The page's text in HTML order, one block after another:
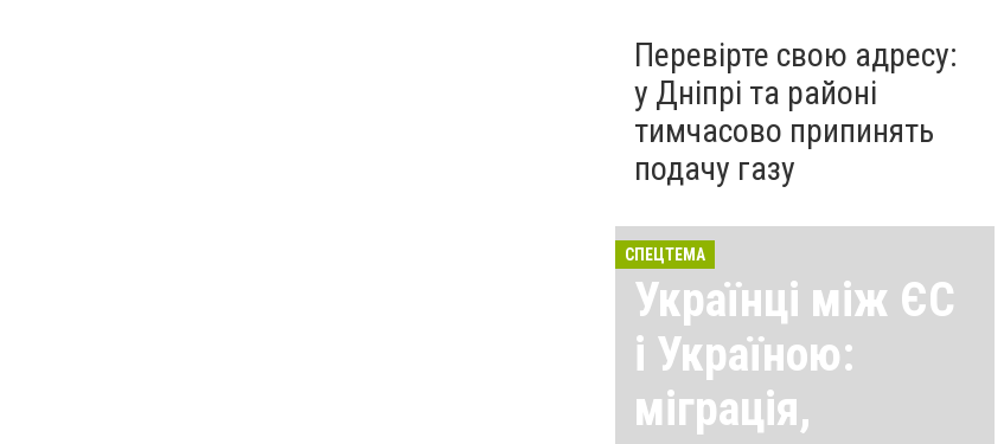
Перевірте свою адресу:
у Дніпрі та районі
тимчасово припинять
подачу газу
СПЕЦТЕМА
Українці між ЄС
і Україною:
міграція,